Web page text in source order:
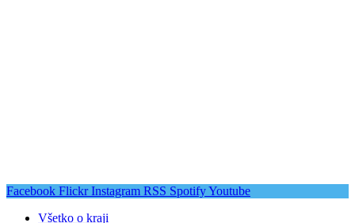
Facebook Flickr Instagram RSS SpotifyYoutube
Všetko o kraji